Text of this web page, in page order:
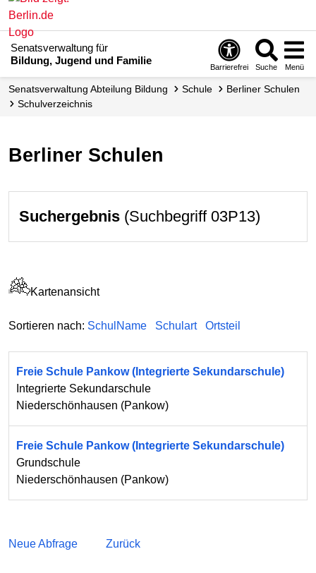
Senatsverwaltung für
Bildung, Jugend und Familie
Barrierefrei Suche Menü
Senats­verwaltung Abteilung Bildung Schule
Berliner Schulen
Schul­verzeichnis
Berliner Schulen
Suchergebnis (Suchbegriff 03P13)
Kartenansicht
Sortieren nach: SchulName Schulart Ortsteil
Freie Schule Pankow (Integrierte Sekundarschule)
Integrierte Sekundarschule
Niederschönhausen (Pankow)
Freie Schule Pankow (Integrierte Sekundarschule)
Grundschule
Niederschönhausen (Pankow)
Neue Abfrage Zurück